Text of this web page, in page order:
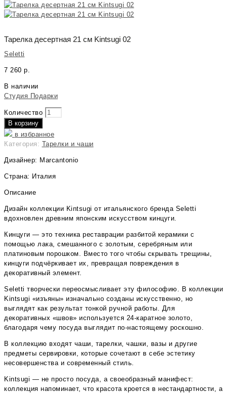
Тарелка десертная 21 см Kintsugi 02
Seletti
7 260 р.
В наличии
Студия Подарки
Количество
В корзину
в избранное
Категория: Тарелки и чаши
Дизайнер: Marcantonio
Страна: Италия
Описание
Дизайн коллекции Kintsugi от итальянского бренда Seletti
вдохновлен древним японским искусством кинцуги.
Кинцуги — это техника реставрации разбитой керамики с
помощью лака, смешанного с золотым, серебряным или
платиновым порошком. Вместо того чтобы скрывать трещины,
кинцуги подчёркивает их, превращая повреждения в
декоративный элемент.
Seletti творчески переосмысливает эту философию. В коллекции
Kintsugi «изъяны» изначально созданы искусственно, но
выглядят как результат тонкой ручной работы. Для
декоративных «швов» используется 24‑каратное золото,
благодаря чему посуда выглядит по‑настоящему роскошно.
В коллекцию входят чаши, тарелки, чашки, вазы и другие
предметы сервировки, которые сочетают в себе эстетику
несовершенства и современный стиль.
Kintsugi — не просто посуда, а своеобразный манифест:
коллекция напоминает, что красота кроется в нестандартности, а